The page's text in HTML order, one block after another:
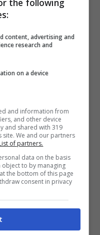
e casino
a 2.000€ in Bonus
2050€
e sport
100% fino a 50€ in
a 2000€ in Bonus
content, advertising and
research and
on a device
and information from
and other device
and shared with 319
site. We and our partners
of partners.
data on the basis
object to by managing
the bottom of this page
consent in privacy